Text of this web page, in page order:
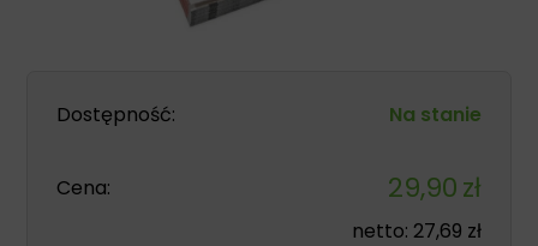
Dostępność: Na stanie
Cena: 29,90zł
netto: 27,69 zł